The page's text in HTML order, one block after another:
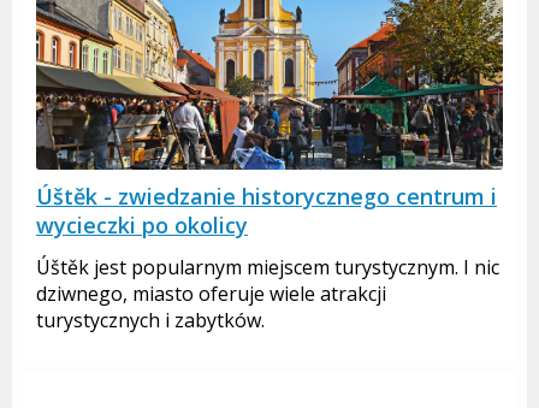
Úštěk - zwiedzanie historycznego centrum i
wycieczki po okolicy
Úštěk jest popularnym miejscem turystycznym. I nic
dziwnego, miasto oferuje wiele atrakcji
turystycznych i zabytków.